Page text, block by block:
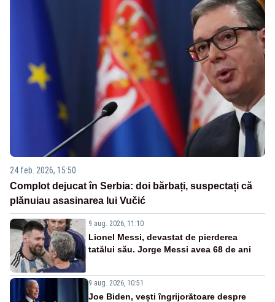
24 feb. 2026, 15:50
Complot dejucat în Serbia: doi bărbați, suspectați că
plănuiau asasinarea lui Vučić
9 aug. 2026, 11:10
Lionel Messi, devastat de pierderea
tatălui său. Jorge Messi avea 68 de ani
9 aug. 2026, 10:51
Joe Biden, vești îngrijorătoare despre